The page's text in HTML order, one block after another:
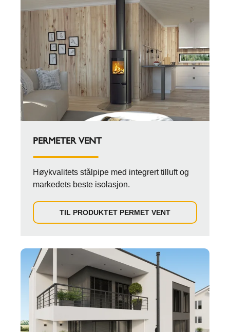
PERMETER VENT
Høykvalitets stålpipe med integrert tilluft og
markedets beste isolasjon.
TIL PRODUKTET PERMET VENT